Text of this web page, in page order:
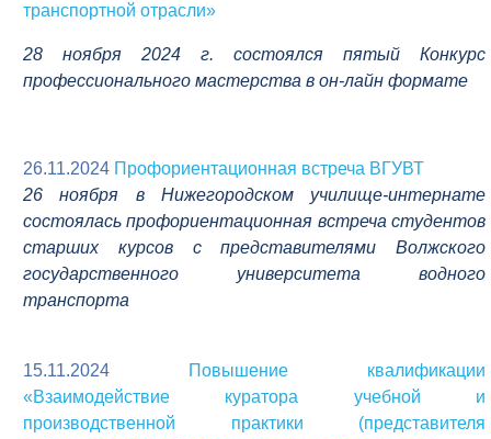
транспортной отрасли»
28 ноября 2024 г. состоялся пятый Конкурс
профессионального мастерства в он-лайн формате
26.11.2024 Профориентационная встреча ВГУВТ
26 ноября в Нижегородском училище-интернате
состоялась профориентационная встреча студентов
старших курсов с представителями Волжского
государственного университета водного
транспорта
15.11.2024
Повышение квалификации
«Взаимодействие куратора учебной и
производственной практики (представителя